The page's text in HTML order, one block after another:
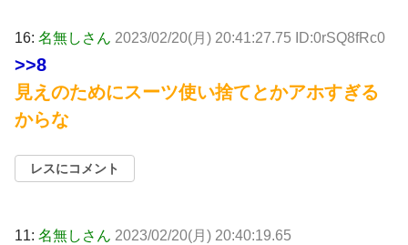
16: 名無しさん 2023/02/20(月) 20:41:27.75 ID:0rSQ8fRc0
>>8
見えのためにスーツ使い捨てとかアホすぎる
からな
レスにコメント
11: 名無しさん 2023/02/20(月) 20:40:19.65